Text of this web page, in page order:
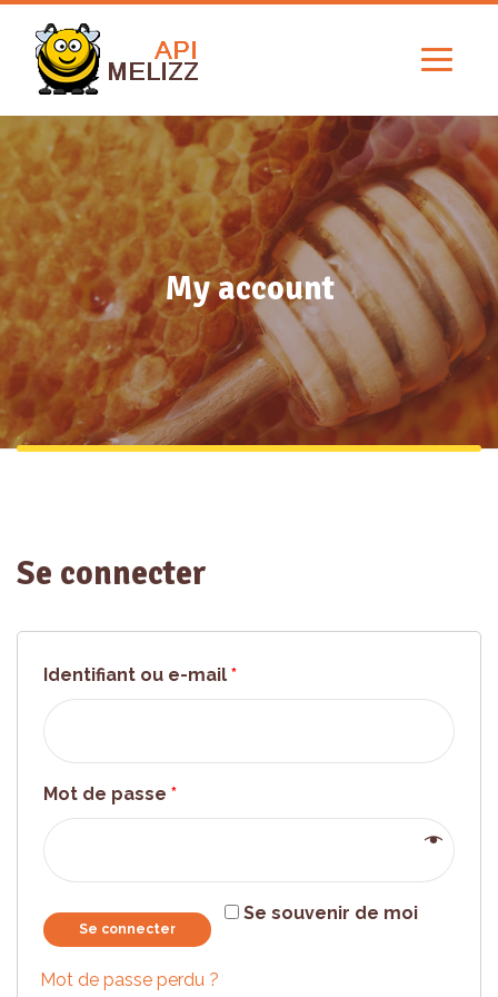
My account
Se connecter
Identifiant ou e-mail *
Mot de passe *
Se souvenir de moi
Se connecter
Mot de passe perdu ?